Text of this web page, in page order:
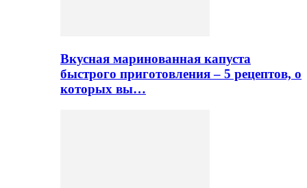
Вкусная маринованная капуста
быстрого приготовления – 5 рецептов, о
которых вы…